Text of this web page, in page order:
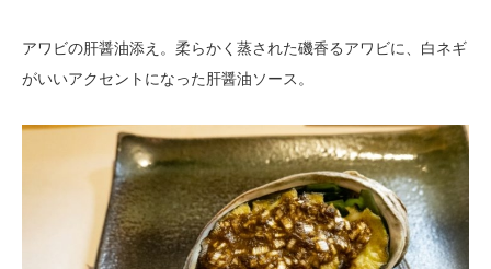
アワビの肝醤油添え。柔らかく蒸された磯香るアワビに、白ネギ
がいいアクセントになった肝醤油ソース。